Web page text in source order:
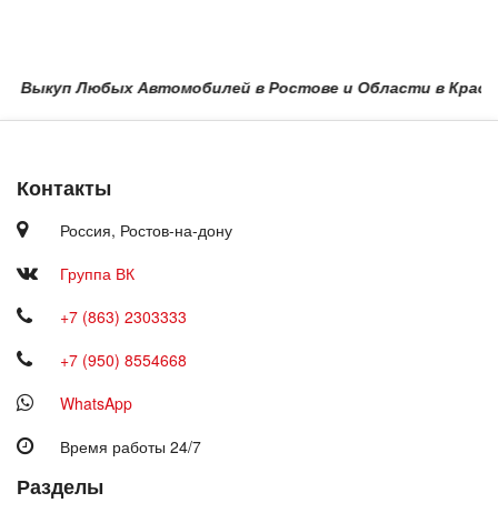
Любых Автомобилей в Ростове и Области в
Контакты
Россия, Ростов-на-дону
Группа ВК
+7 (863) 2303333
+7 (950) 8554668
WhatsApp
Время работы 24/7
Разделы